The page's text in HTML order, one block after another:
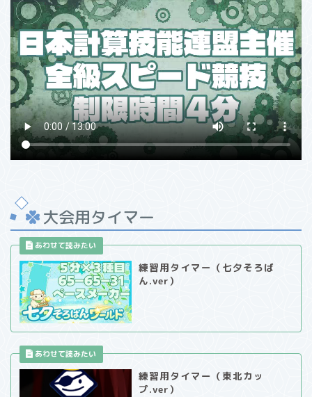
大会用タイマー
練習用タイマー（七夕そろば
ん.ver）
練習用タイマー（東北カッ
プ.ver）